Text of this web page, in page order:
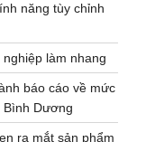
năng tùy chỉnh
làm nhang
báo cáo về mức
Bình Dương
ra mắt sản phẩm